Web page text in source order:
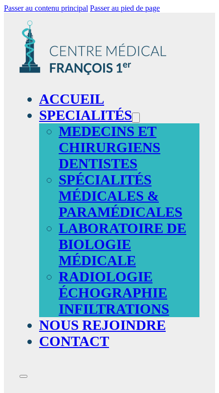
Passer au contenu principal Passer au pied de page
ACCUEIL
SPECIALITÉS
MEDECINS ET
CHIRURGIENS
DENTISTES
SPÉCIALITÉS
MÉDICALES &
PARAMÉDICALES
LABORATOIRE DE
BIOLOGIE
MÉDICALE
RADIOLOGIE
ÉCHOGRAPHIE
INFILTRATIONS
NOUS REJOINDRE
CONTACT